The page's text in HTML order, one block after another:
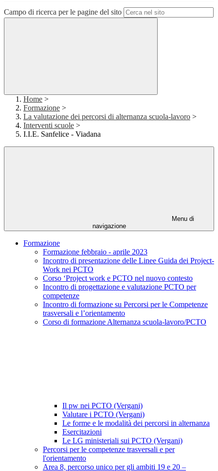
Campo di ricerca per le pagine del sito
Home >
Formazione >
La valutazione dei percorsi di alternanza scuola-lavoro >
Interventi scuole >
I.I.E. Sanfelice - Viadana
Menu di
navigazione
Formazione
Formazione febbraio - aprile 2023
Incontro di presentazione delle Linee Guida dei Project-
Work nei PCTO
Corso ‘Project work e PCTO nel nuovo contesto
Incontro di progettazione e valutazione PCTO per
competenze
Incontro di formazione su Percorsi per le Competenze
trasversali e l’orientamento
Corso di formazione Alternanza scuola-lavoro/PCTO
Il pw nei PCTO (Vergani)
Valutare i PCTO (Vergani)
Le forme e le modalità dei percorsi in alternanza
Esercitazioni
Le LG ministeriali sui PCTO (Vergani)
Percorsi per le competenze trasversali e per
l'orientamento
Area 8, percorso unico per gli ambiti 19 e 20 –